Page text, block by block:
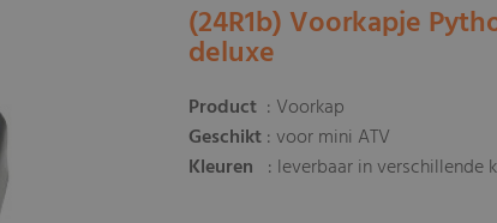
(24R1b) Voorkapje
deluxe
Product : Voorkap
Geschikt: voor mini ATV
Kleuren : leverbaar in verschillende